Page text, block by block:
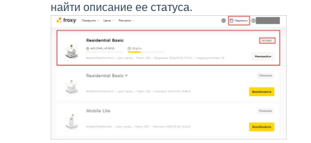
найти описание ее статуса.